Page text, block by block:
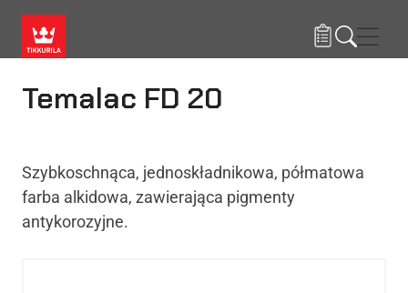
Temalac FD 20
Szybkoschnąca, jednoskładnikowa, półmatowa
farba alkidowa, zawierająca pigmenty
antykorozyjne.